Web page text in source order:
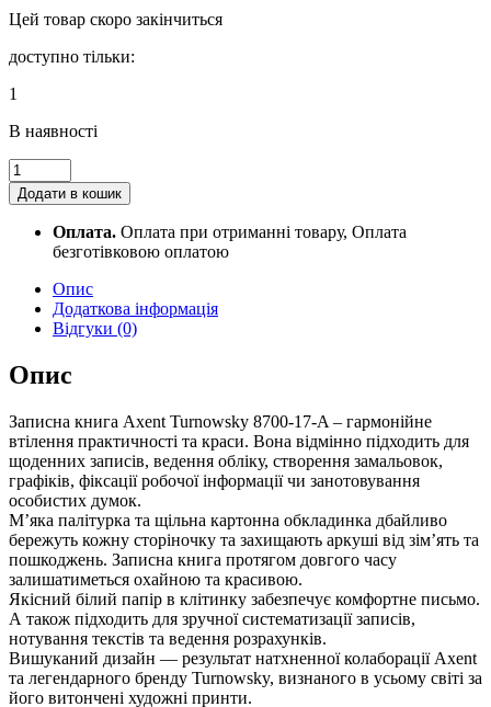
Цей товар скоро закінчиться
доступно тільки:
1
В наявності
Книга
записна
A5,
Secret
Garden
8700-
17-
TR
quantity
Додати в кошик
Оплата. Оплата при отриманні товару, Оплата
безготівковою оплатою
Опис
Додаткова інформація
Відгуки (0)
Опис
Записна книга Axent Turnowsky 8700-17-A – гармонійне
втілення практичності та краси. Вона відмінно підходить для
щоденних записів, ведення обліку, створення замальовок,
графіків, фіксації робочої інформації чи занотовування
особистих думок.
М’яка палітурка та щільна картонна обкладинка дбайливо
бережуть кожну сторіночку та захищають аркуші від зім’ять та
пошкоджень. Записна книга протягом довгого часу
залишатиметься охайною та красивою.
Якісний білий папір в клітинку забезпечує комфортне письмо.
А також підходить для зручної систематизації записів,
нотування текстів та ведення розрахунків.
Вишуканий дизайн — результат натхненної колаборації Axent
та легендарного бренду Turnowsky, визнаного в усьому світі за
його витончені художні принти.